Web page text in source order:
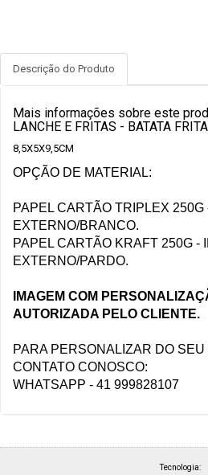
Descrição do Produto
Mais informações sobre este
LANCHE E FRITAS - BATATA
8,5X5X9,5CM
OPÇÃO DE MATERIAL:
PAPEL CARTÃO TRIPLEX
EXTERNO/BRANCO.
PAPEL CARTÃO KRAFT 250G -
EXTERNO/PARDO.
IMAGEM COM
AUTORIZADA PELO CLIENTE.
PARA PERSONALIZAR DO
CONTATO CONOSCO:
WHATSAPP - 41 999828107
Tecnologia: